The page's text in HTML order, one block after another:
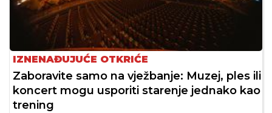
IZNENAĐUJUĆE OTKRIĆE
Zaboravite samo na vježbanje: Muzej, ples ili
koncert mogu usporiti starenje jednako kao
trening